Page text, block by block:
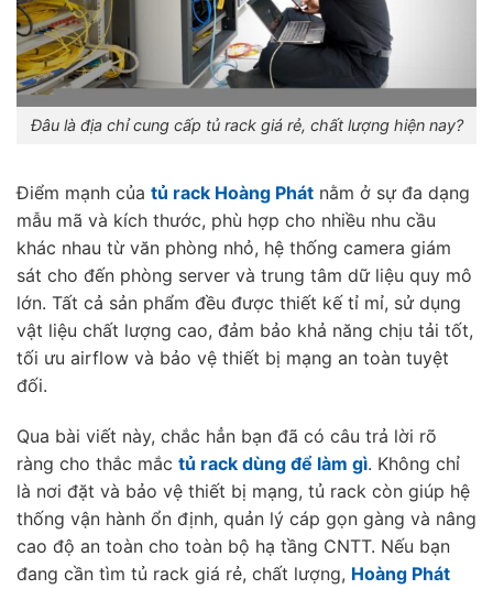
Đâu là địa chỉ cung cấp tủ rack giá rẻ, chất lượng hiện nay?
Điểm mạnh của tủ rack Hoàng Phát nằm ở sự đa dạng
mẫu mã và kích thước, phù hợp cho nhiều nhu cầu
khác nhau từ văn phòng nhỏ, hệ thống camera giám
sát cho đến phòng server và trung tâm dữ liệu quy mô
lớn. Tất cả sản phẩm đều được thiết kế tỉ mỉ, sử dụng
vật liệu chất lượng cao, đảm bảo khả năng chịu tải tốt,
tối ưu airflow và bảo vệ thiết bị mạng an toàn tuyệt
đối.
Qua bài viết này, chắc hẳn bạn đã có câu trả lời rõ
ràng cho thắc mắc tủ rack dùng để làm gì. Không chỉ
là nơi đặt và bảo vệ thiết bị mạng, tủ rack còn giúp hệ
thống vận hành ổn định, quản lý cáp gọn gàng và nâng
cao độ an toàn cho toàn bộ hạ tầng CNTT. Nếu bạn
đang cần tìm tủ rack giá rẻ, chất lượng, Hoàng Phát